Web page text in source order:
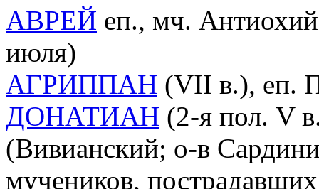
АВРЕЙ еп., мч.
июля)
АГРИППАН (VII в.), еп.
ДОНАТИАН (2-я пол. V
(Вивианский; о-в
мучеников,